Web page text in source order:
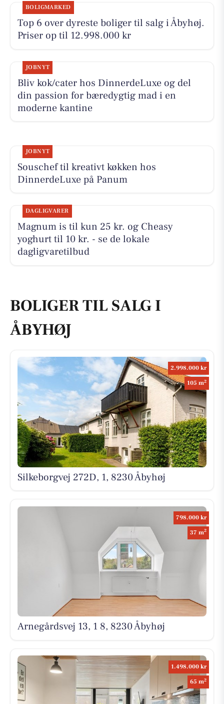
BOLIGMARKED
Top 6 over dyreste boliger til salg i Åbyhøj.
Priser op til 12.998.000 kr
JOBNYT
Bliv kok/cater hos DinnerdeLuxe og del
din passion for bæredygtig mad i en
moderne kantine
JOBNYT
Souschef til kreativt køkken hos
DinnerdeLuxe på Panum
DAGLIGVARER
Magnum is til kun 25 kr. og Cheasy
yoghurt til 10 kr. - se de lokale
dagligvaretilbud
BOLIGER TIL SALG I
ÅBYHØJ
2.998.000 kr
105 m2
Silkeborgvej 272D, 1, 8230 Åbyhøj
798.000 kr
37 m2
Arnegårdsvej 13, 1 8, 8230 Åbyhøj
1.498.000 kr
65 m2